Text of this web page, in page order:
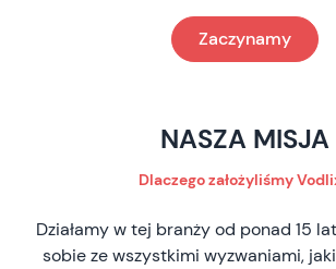
Zaczynamy
NASZA MISJA
Dlaczego założyliśmy
Działamy w tej branży od ponad 15
sobie ze wszystkimi wyzwaniami,